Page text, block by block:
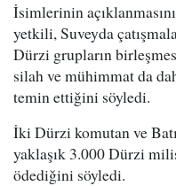
İsimlerinin
yetkili, Suveyda
Dürzi grupların
silah ve mühimmat da
temin ettiğini söyledi.
İki Dürzi komutan ve
yaklaşık 3.000 Dürzi
ödediğini söyledi.